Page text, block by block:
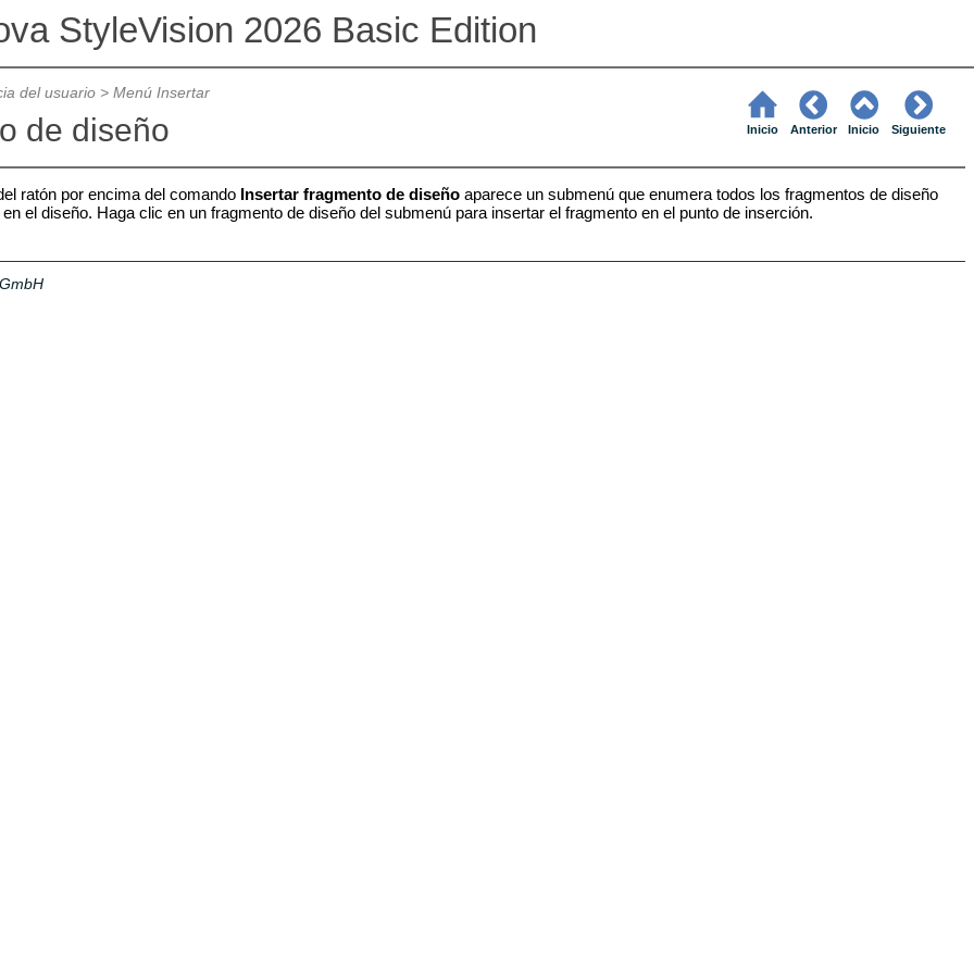
StyleVision 2026 Basic Edition
del usuario> Menú Insertar
de diseño Inicio Anterior Inicio Siguiente
ratón por encima del comando Insertar fragmento de diseñoaparece un submenú que enumera todos los fragmentos de diseño
el diseño. Haga clic en un fragmento de diseño del submenú para insertar el fragmento en el punto de inserción.